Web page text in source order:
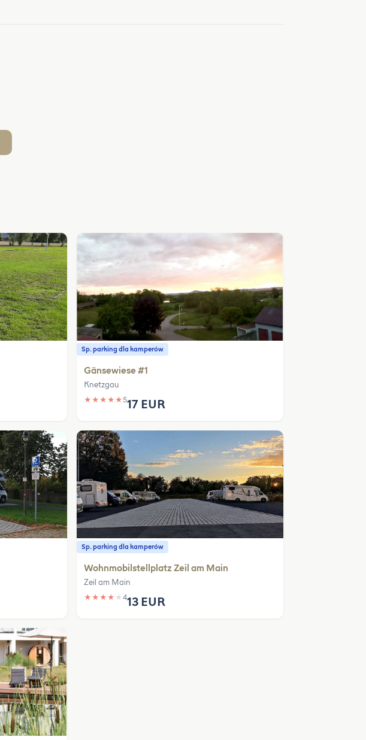
Sp. parking dla kamperów
Gänsewiese #1
Knetzgau
★ ★ ★ ★ ★517 EUR
Sp. parking dla kamperów
Wohnmobilstellplatz Zeil am Main
Zeil am Main
★ ★ ★ ★ ★ 413 EUR